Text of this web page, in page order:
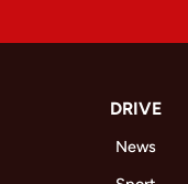
DRIVE
News